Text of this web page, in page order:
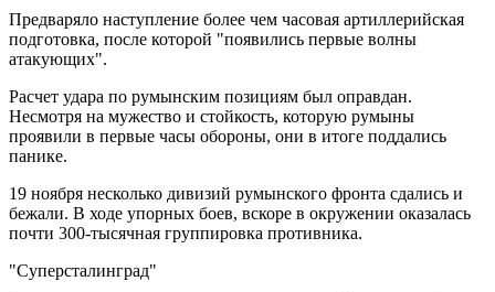
Предваряло наступление более чем часовая артиллерийская
подготовка, после которой "появились первые волны
атакующих".
Расчет удара по румынским позициям был оправдан.
Несмотря на мужество и стойкость, которую румыны
проявили в первые часы обороны, они в итоге поддались
панике.
19 ноября несколько дивизий румынского фронта сдались и
бежали. В ходе упорных боев, вскоре в окружении оказалась
почти 300-тысячная группировка противника.
"Суперсталинград"